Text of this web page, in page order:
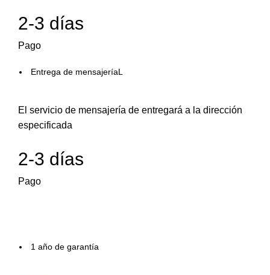
2-3 días
Pago
Entrega de mensajeríaL
El servicio de mensajería de entregará a la dirección
especificada
2-3 días
Pago
1 año de garantía